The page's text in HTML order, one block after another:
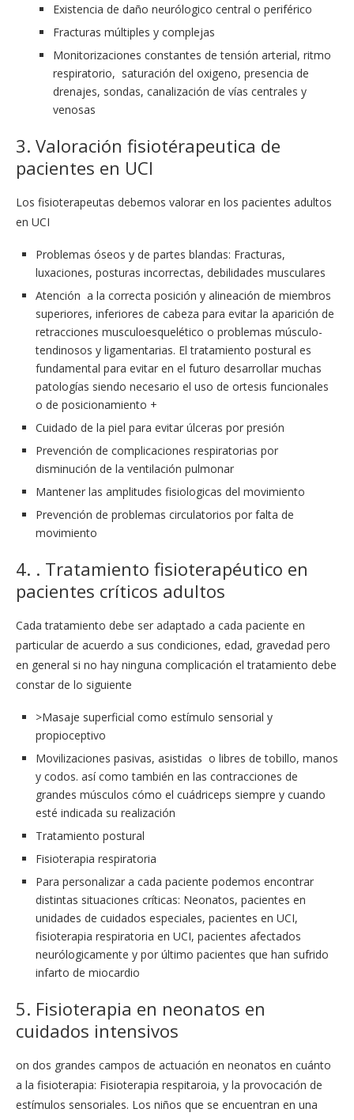
Existencia de daño neurólogico central o periférico
Fracturas múltiples y complejas
Monitorizaciones constantes de tensión arterial, ritmo
respiratorio, saturación del oxigeno, presencia de
drenajes, sondas, canalización de vías centrales y
venosas
3. Valoración fisiotérapeutica de
pacientes en UCI
Los fisioterapeutas debemos valorar en los pacientes adultos
en UCI
Problemas óseos y de partes blandas: Fracturas,
luxaciones, posturas incorrectas, debilidades musculares
Atención a la correcta posición y alineación de miembros
superiores, inferiores de cabeza para evitar la aparición de
retracciones musculoesquelético o problemas músculo-
tendinosos y ligamentarias. El tratamiento postural es
fundamental para evitar en el futuro desarrollar muchas
patologías siendo necesario el uso de ortesis funcionales
o de posicionamiento +
Cuidado de la piel para evitar úlceras por presión
Prevención de complicaciones respiratorias por
disminución de la ventilación pulmonar
Mantener las amplitudes fisiologicas del movimiento
Prevención de problemas circulatorios por falta de
movimiento
4. . Tratamiento fisioterapéutico en
pacientes críticos adultos
Cada tratamiento debe ser adaptado a cada paciente en
particular de acuerdo a sus condiciones, edad, gravedad pero
en general si no hay ninguna complicación el tratamiento debe
constar de lo siguiente
>Masaje superficial como estímulo sensorial y
propioceptivo
Movilizaciones pasivas, asistidas o libres de tobillo, manos
y codos. así como también en las contracciones de
grandes músculos cómo el cuádriceps siempre y cuando
esté indicada su realización
Tratamiento postural
Fisioterapia respiratoria
Para personalizar a cada paciente podemos encontrar
distintas situaciones críticas: Neonatos, pacientes en
unidades de cuidados especiales, pacientes en UCI,
fisioterapia respiratoria en UCI, pacientes afectados
neurólogicamente y por último pacientes que han sufrido
infarto de miocardio
5. Fisioterapia en neonatos en
cuidados intensivos
on dos grandes campos de actuación en neonatos en cuánto
a la fisioterapia: Fisioterapia respitaroia, y la provocación de
estímulos sensoriales. Los niños que se encuentran en una